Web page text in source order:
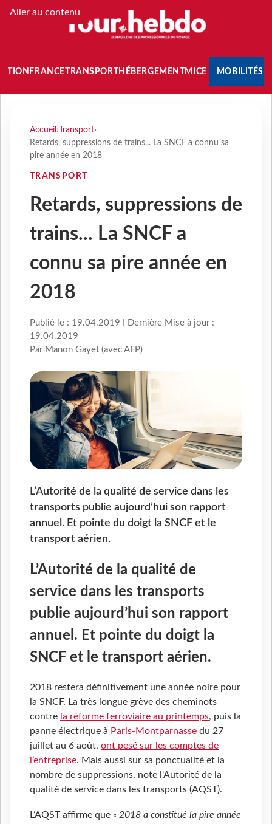
Aller au contenu
FRANCETRANSPORT HÉBERGEMENTMICE MOBILITÉS
Accueil › Transport›
Retards, suppressions de trains... La SNCF a connu sa
pire année en 2018
TRANSPORT
Retards, suppressions de
trains... La SNCF a
connu sa pire année en
2018
Publié le : 19.04.2019 I Dernière Mise à jour :
19.04.2019
Par Manon Gayet (avec AFP)
L’Autorité de la qualité de service dans les
transports publie aujourd’hui son rapport
annuel. Et pointe du doigt la SNCF et le
transport aérien.
L’Autorité de la qualité de
service dans les transports
publie aujourd’hui son rapport
annuel. Et pointe du doigt la
SNCF et le transport aérien.
2018 restera définitivement une année noire pour
la SNCF. La très longue grève des cheminots
contre la réforme ferroviaire au printemps, puis la
panne électrique à Paris-Montparnasse du 27
juillet au 6 août, ont pesé sur les comptes de
l’entreprise. Mais aussi sur sa ponctualité et la
nombre de suppressions, note l'Autorité de la
qualité de service dans les transports (AQST).
L’AQST affirme que « 2018 a constitué la pire année